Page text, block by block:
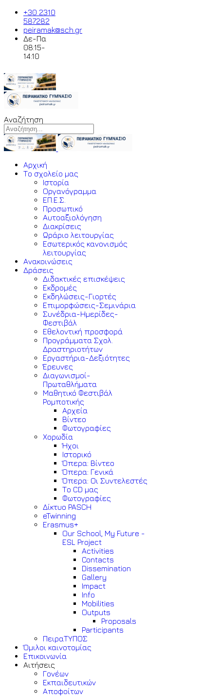
+30 2310
587282
peiramak@sch.gr
Δε-Πα
08:15-
14:10
Αναζήτηση
Αρχική
Το σχολείο μας
Ιστορία
Οργανόγραμμα
ΕΠ.Ε.Σ.
Προσωπικό
Αυτοαξιολόγηση
Διακρίσεις
Ωράριο λειτουργίας
Εσωτερικός κανονισμός
λειτουργίας
Ανακοινώσεις
Δράσεις
Διδακτικές επισκέψεις
Εκδρομές
Εκδηλώσεις-Γιορτές
Επιμορφώσεις-Σεμινάρια
Συνέδρια-Ημερίδες-
Φεστιβάλ
Εθελοντική προσφορά
Προγράμματα Σχολ.
Δραστηριοτήτων
Εργαστήρια-Δεξιότητες
Έρευνες
Διαγωνισμοί-
Πρωταθλήματα
Μαθητικό Φεστιβάλ
Ρομποτικής
Αρχεία
Βίντεο
Φωτογραφίες
Χορωδία
Ήχοι
Ιστορικό
Όπερα: Βίντεο
Όπερα: Γενικά
Όπερα: Οι Συντελεστές
Το CD μας
Φωτογραφίες
Δίκτυο PASCH
eTwinning
Erasmus+
Our School, My Future -
ESL Project
Activities
Contacts
Dissemination
Gallery
Impact
Info
Mobilities
Outputs
Proposals
Participants
ΠειραΤΥΠΟΣ
Όμιλοι καινοτομίας
Επικοινωνία
Αιτήσεις
Γονέων
Εκπαιδευτικών
Αποφοίτων